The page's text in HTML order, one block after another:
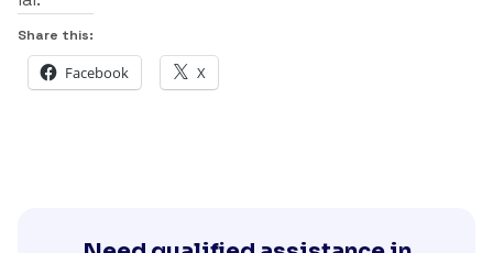
Share this:
Facebook X